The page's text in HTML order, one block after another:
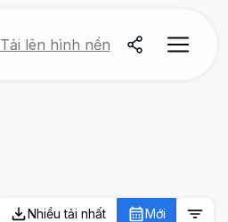
Tải lên hình nền
Nhiều tải nhất Mới